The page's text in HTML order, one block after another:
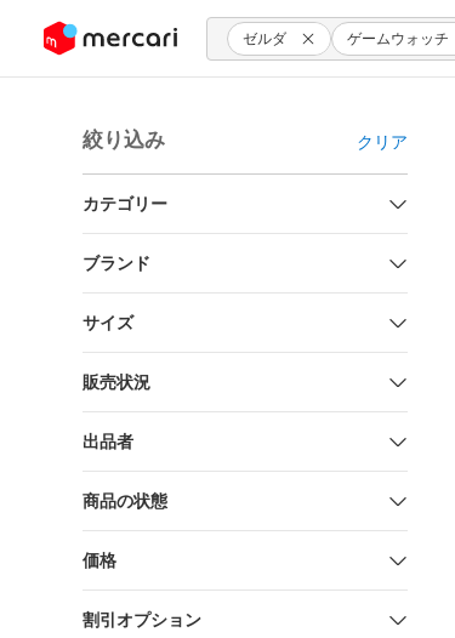
ツにスキップ ゼルダ ゲームウォッチ
絞り込み クリア
カテゴリー
ブランド
サイズ
販売状況
出品者
商品の状態
価格
割引オプション